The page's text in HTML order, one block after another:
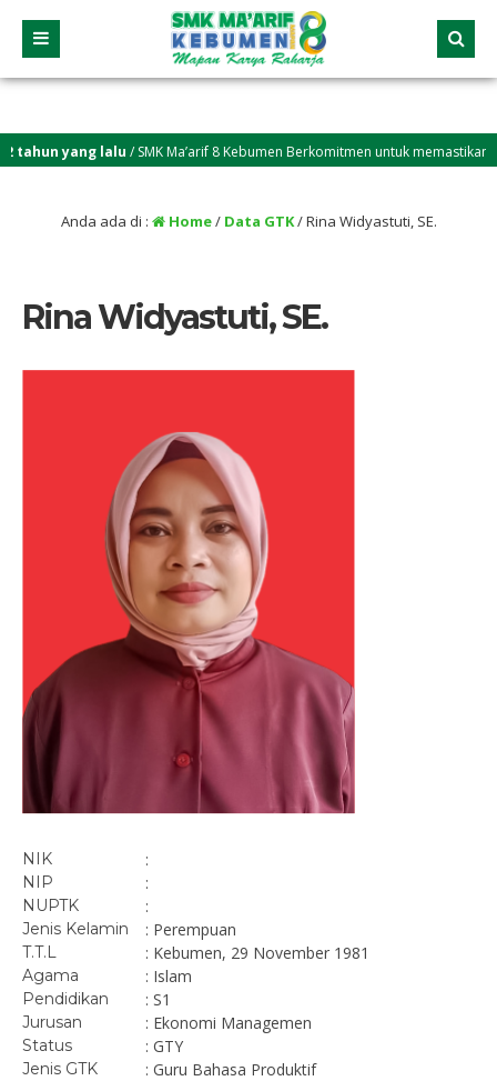
yang lalu/ SMK Ma’arif 8 Kebumen Berkomitmen untuk memastikan
Anda ada di : Home/ Data GTK/Rina Widyastuti, SE.
Rina Widyastuti, SE.
NIK :
NIP :
NUPTK :
Jenis Kelamin : Perempuan
T.T.L : Kebumen, 29 November 1981
Agama : Islam
Pendidikan : S1
Jurusan : Ekonomi Managemen
Status : GTY
Jenis GTK : Guru Bahasa Produktif